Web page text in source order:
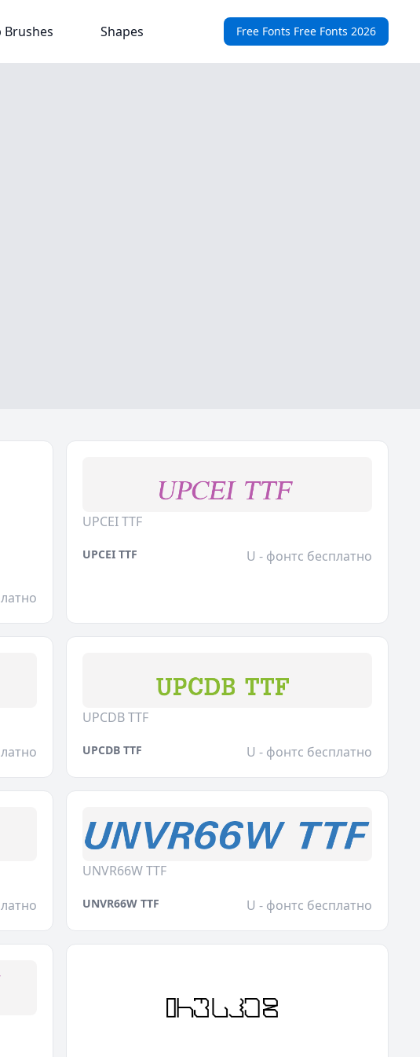
Free Fonts Free Fonts 2026
Shapes
UPCEI TTF
UPCEI TTF U - фонтс бесплатно
UPCDB TTF
UPCDB TTF U - фонтс бесплатно
UNVR66W TTF
UNVR66W TTF U - фонтс бесплатно